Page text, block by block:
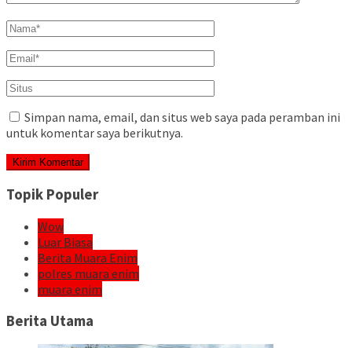
Simpan nama, email, dan situs web saya pada peramban ini
untuk komentar saya berikutnya.
Topik Populer
Wow
Luar Biasa
Berita Muara Enim
polres muara enim
muara enim
Berita Utama